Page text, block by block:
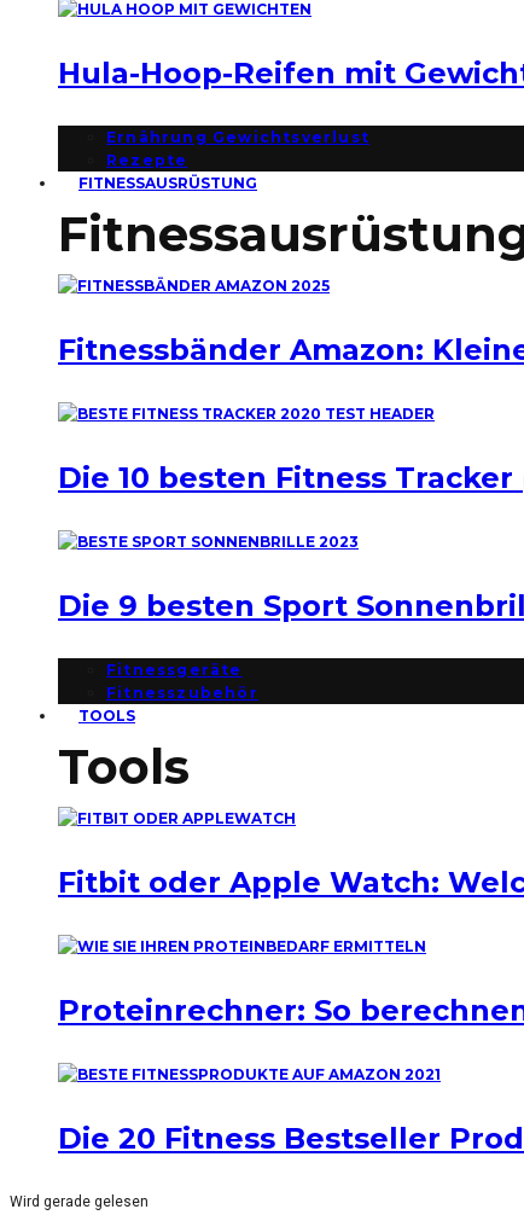
Hula-Hoop-Reifen mit
Ernährung Gewichtsverlust
Rezepte
FITNESSAUSRÜSTUNG
Fitnessbänder Amazon:
Die 10 besten Fitness Tracker
Die 9 besten Sport
Fitnessgeräte
Fitnesszubehör
TOOLS
Tools
Fitbit oder Apple Watch:
Proteinrechner: So
Die 20 Fitness Bestseller
Wird gerade gelesen